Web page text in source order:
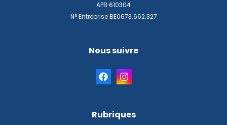
APB 610304
N° Entreprise BE0673.662.327
Nous suivre
Rubriques